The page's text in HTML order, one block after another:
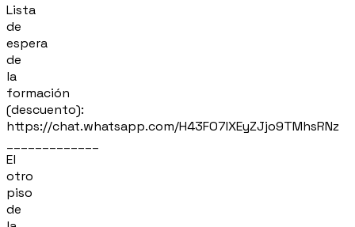
Lista
de
espera
de
la
formación
(descuento):
https://chat.whatsapp.com/H43FO7IXEyZJjo9TMhsRNz
El
otro
piso
de